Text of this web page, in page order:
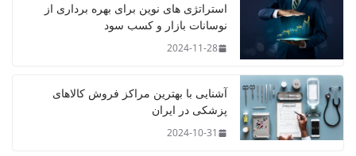
استراتژی‌ های نوین برای بهره‌ برداری از
نوسانات بازار و کسب سود
2024-11-28
آشنایی با بهترین مراکز فروش کالاهای
پزشکی در ایران
2024-10-31